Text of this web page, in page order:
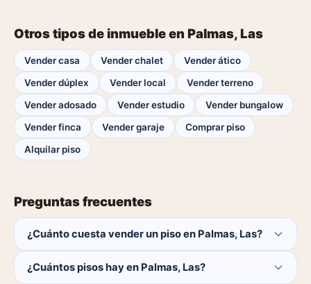
Otros tipos de inmueble en Palmas, Las
Vender casa Vender chalet
Vender ático
Vender dúplex
Vender local
Vender terreno
Vender adosado
Vender estudio
Vender bungalow
Vender finca
Vender garaje
Comprar piso
Alquilar piso
Preguntas frecuentes
¿Cuánto cuesta vender un piso en Palmas, Las?
cierra la venta.
¿Cuántos pisos hay en Palmas, Las?